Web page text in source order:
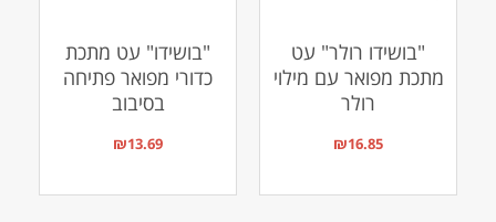
"בושידו רולר" עט
מתכת מפואר עם מילוי
רולר
₪16.85
"בושידו" עט מתכת
כדורי מפואר פתיחה
בסיבוב
₪13.69